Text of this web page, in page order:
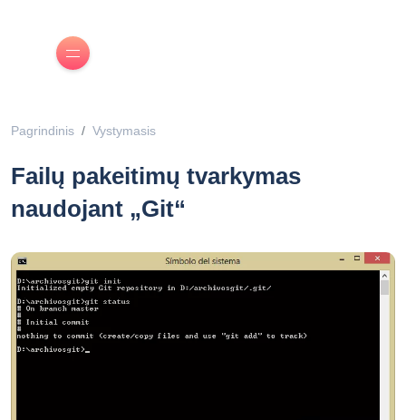
Pagrindinis Vystymasis
Failų pakeitimų tvarkymas
naudojant „Git“